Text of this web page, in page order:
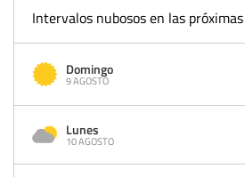
Intervalos nubosos en las
Domingo
9 AGOSTO
Lunes
10 AGOSTO